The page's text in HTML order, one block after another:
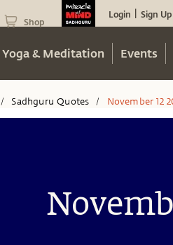
Shop
Login Sign Up
Yoga & Meditation Events
/ Sadhguru Quotes / November 12